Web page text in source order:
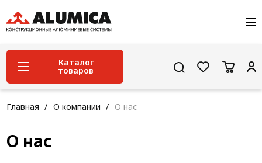
О компании
Услуги
Сервис и поддержка
Проекты
Контакты
Каталог
товаров
Система конструкционного алюминиевого
профиля
Конструкционная трубная система
Главная О компании О нас
О нас